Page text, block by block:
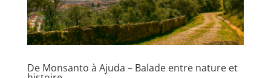
De Monsanto à Ajuda – Balade entre nature et